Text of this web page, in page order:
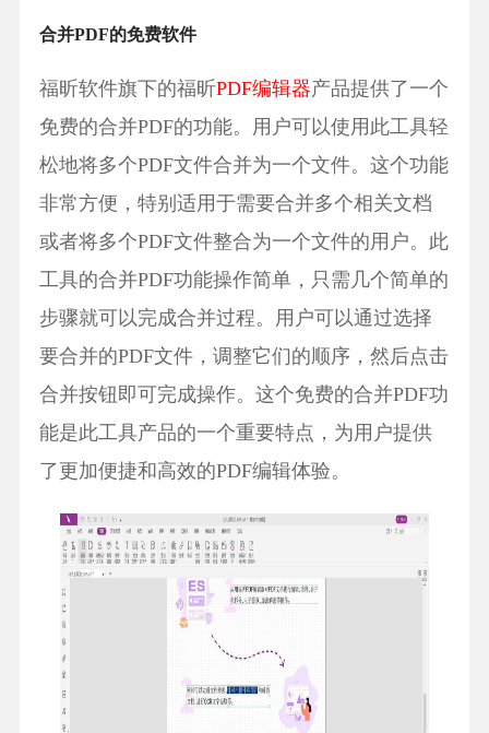
合并PDF的免费软件
福昕软件旗下的福昕PDF编辑器产品提供了一个
免费的合并PDF的功能。用户可以使用此工具轻
松地将多个PDF文件合并为一个文件。这个功能
非常方便，特别适用于需要合并多个相关文档
或者将多个PDF文件整合为一个文件的用户。此
工具的合并PDF功能操作简单，只需几个简单的
步骤就可以完成合并过程。用户可以通过选择
要合并的PDF文件，调整它们的顺序，然后点击
合并按钮即可完成操作。这个免费的合并PDF功
能是此工具产品的一个重要特点，为用户提供
了更加便捷和高效的PDF编辑体验。